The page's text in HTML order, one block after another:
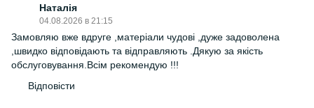
Наталія
04.08.2026 в 21:15
Замовляю вже вдруге ,матеріали чудові ,дуже задоволена
,швидко відповідають та відправляють .Дякую за якість
обслуговування.Всім рекомендую !!!
Відповісти